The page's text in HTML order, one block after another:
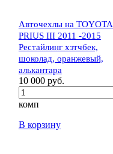
Авточехлы на TOYOTA
PRIUS III 2011 -2015
Рестайлинг хэтчбек,
шоколад, оранжевый,
алькантара
10 000 руб.
комп
В корзину